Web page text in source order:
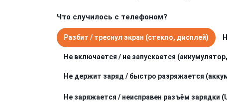
Что случилось с телефоном?
Разбит / треснул экран (стекло, дисплей)
Не включается / не запускается
Не держит заряд / быстро разряжается
Не заряжается / неисправен разъём зарядки